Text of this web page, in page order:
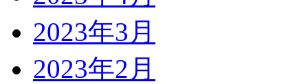
2023年3月
2023年2月